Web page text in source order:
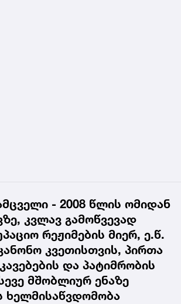
- 2008 წლის ომიდან
კვლავ გამოწვევად
რეჟიმების მიერ, ე.წ.
კვეთისთვის, პირთა
და პატიმრობის
მშობლიურ ენაზე
ხელმისაწვდომობა